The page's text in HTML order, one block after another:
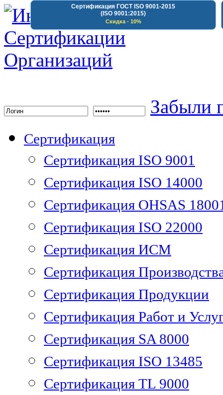
Сертификация ГОСТ ISO 9001-2015
(ISO 9001:2015)
Скидка - 10%
Забыли
Сертификация
Сертификация ISO 9001
Сертификация ISO 14000
Сертификация OHSAS
Сертификация ISO 22000
Сертификация ИСМ
Сертификация
Сертификация Продукции
Сертификация Работ и
Сертификация SA 8000
Сертификация ISO 13485
Сертификация TL 9000